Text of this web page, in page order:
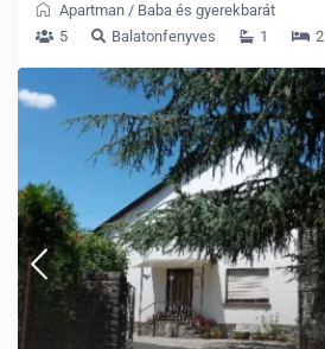
Apartman / Baba és gyerekbarát
5
Balatonfenyves 1 2